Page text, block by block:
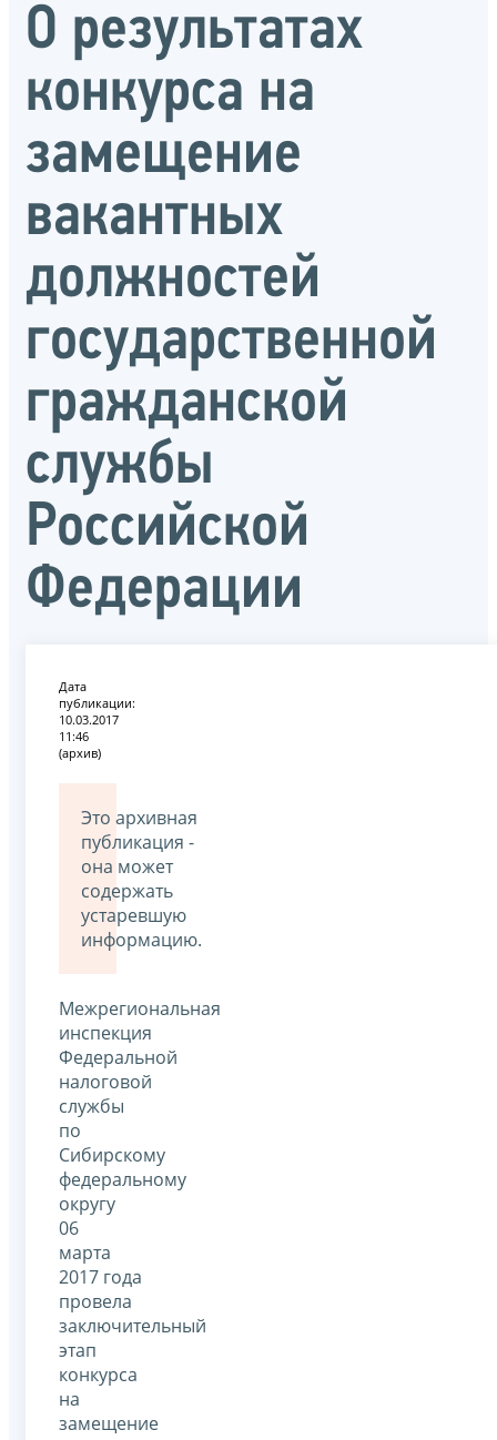
О результатах
конкурса на
замещение
вакантных
должностей
государственной
гражданской
службы
Российской
Федерации
Дата
публикации:
10.03.2017
11:46
(архив)
Это архивная
публикация -
она может
содержать
устаревшую
информацию.
Межрегиональная
инспекция
Федеральной
налоговой
службы
по
Сибирскому
федеральному
округу
06
марта
2017 года
провела
заключительный
этап
конкурса
на
замещение